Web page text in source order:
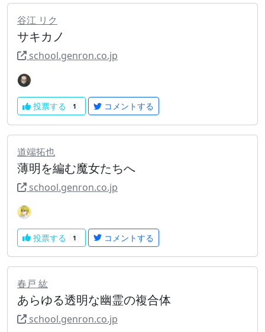
谷江 リク
サキカノ
school.genron.co.jp
投票する 1 コメントする
道端拓也
薄明を編む魔女たちへ
school.genron.co.jp
投票する 1 コメントする
春戸 紘
あらゆる透明な幽霊の複合体
school.genron.co.jp